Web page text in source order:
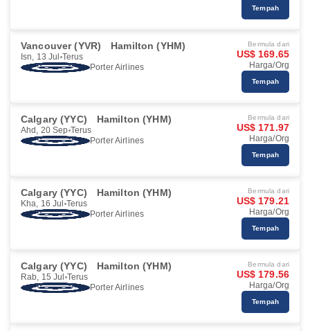
Tempah
Vancouver (YVR) Hamilton (YHM)
Isn, 13 Jul Terus
Porter Airlines
Bermula dari
US$ 169.65
Harga/Org
Tempah
Calgary (YYC) Hamilton (YHM)
Ahd, 20 Sep Terus
Porter Airlines
Bermula dari
US$ 171.97
Harga/Org
Tempah
Calgary (YYC) Hamilton (YHM)
Kha, 16 Jul Terus
Porter Airlines
Bermula dari
US$ 179.21
Harga/Org
Tempah
Calgary (YYC) Hamilton (YHM)
Rab, 15 Jul Terus
Porter Airlines
Bermula dari
US$ 179.56
Harga/Org
Tempah